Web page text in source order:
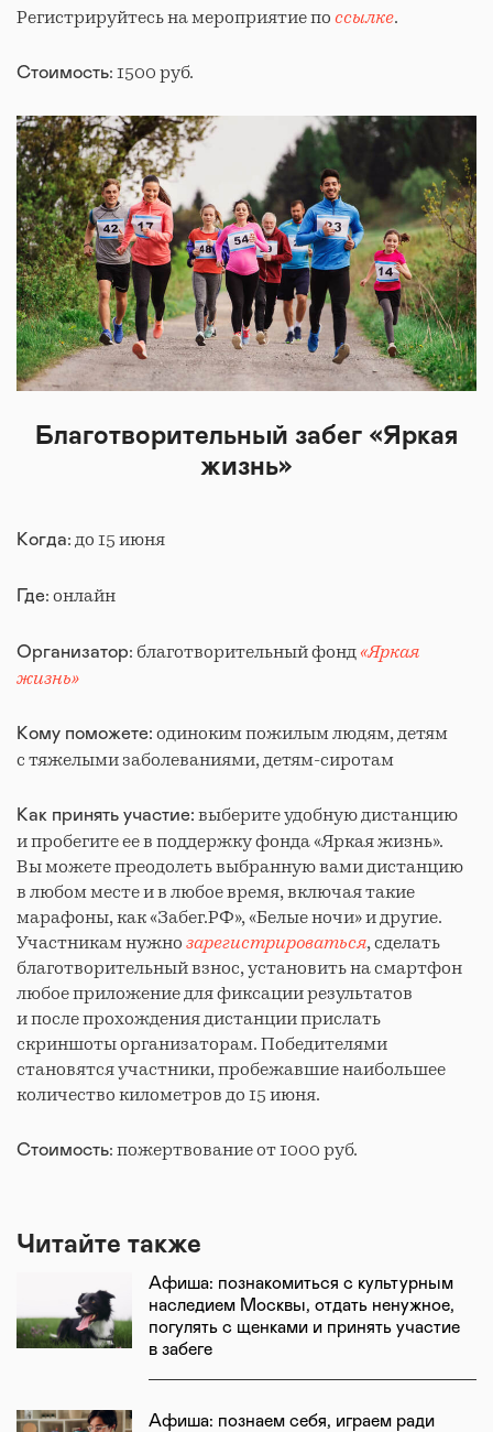
Регистрируйтесь на мероприятие поссылке.
Стоимость: 1500 руб.
Благотворительный забег «Яркая
жизнь»
Когда: до 15 июня
Где: онлайн
Организатор: благотворительный фонд«Яркая
жизнь»
Кому поможете: одиноким пожилым людям, детям
с тяжелыми заболеваниями, детям-сиротам
Как принять участие: выберите удобную дистанцию
и пробегите ее в поддержку фонда «Яркая жизнь».
Вы можете преодолеть выбранную вами дистанцию
в любом месте и в любое время, включая такие
марафоны, как «Забег.РФ», «Белые ночи» и другие.
Участникам нужнозарегистрироваться, сделать
благотворительный взнос, установить на смартфон
любое приложение для фиксации результатов
и после прохождения дистанции прислать
скриншоты организаторам. Победителями
становятся участники, пробежавшие наибольшее
количество километров до 15 июня.
Стоимость: пожертвование от 1000 руб.
Читайте также
Афиша: познакомиться с культурным
наследием Москвы, отдать ненужное,
погулять с щенками и принять участие
в забеге
Афиша: познаем себя, играем ради